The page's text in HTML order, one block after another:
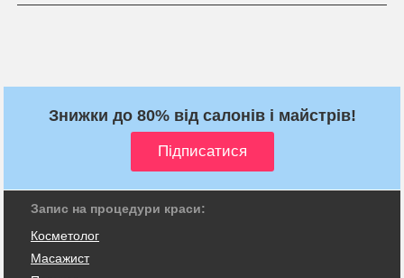
Знижки до 80% від салонів і майстрів!
Запис на процедури краси:
Косметолог
Масажист